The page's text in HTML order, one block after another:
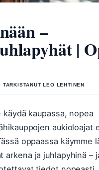
–
|
LEO LEHTINEN
kaupassa, nopea
aukioloajat
oppaassa käymme
arkena ja juhlapyhinä –